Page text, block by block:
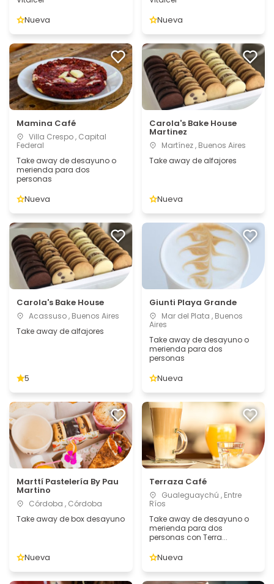
Nueva Nueva
Mamina Café
Villa Crespo , Capital
Federal
Take away de desayuno o
merienda para dos
personas
Nueva
Carola's Bake House
Martinez
Martínez , Buenos Aires
Take away de alfajores
Nueva
Carola's Bake House
Acassuso , Buenos Aires
Take away de alfajores
5
Giunti Playa Grande
Mar del Plata , Buenos
Aires
Take away de desayuno o
merienda para dos
personas
Nueva
Marttí Pastelería By Pau
Martino
Córdoba , Córdoba
Take away de box desayuno
Nueva
Terraza Café
Gualeguaychú , Entre
Ríos
Take away de desayuno o
merienda para dos
personas con Terra...
Nueva